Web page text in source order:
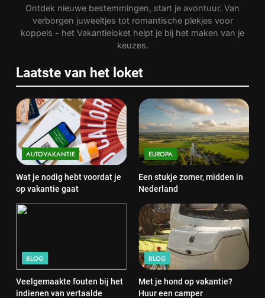
Ontdek nieuwe bestemmingen, start je avontuur. Van
verborgen juweeltjes tot romantische plekjes voor
koppels - het Vakantieloket helpt je bij het maken van je
keuzes.
Laatste van het loket
AUTOVAKANTIE
Wat je nodig hebt voordat je
op vakantie gaat
EUROPA
Een stukje zomer, midden in
Nederland
BLOG
Veelgemaakte fouten bij het
indienen van vertaalde
BLOG
Met je hond op vakantie?
Huur een camper